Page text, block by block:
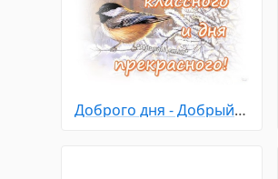
Доброго дня - Добрый зимний день